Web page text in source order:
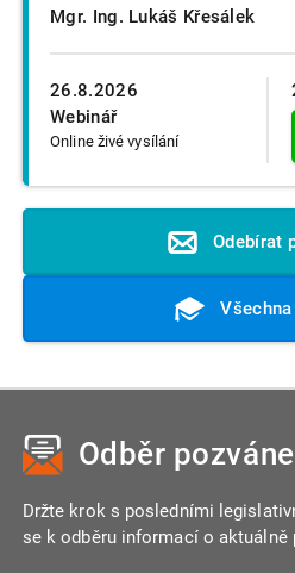
26.8.2026
Webinář
Online živé vysílání
Mgr. Ing. Lukáš Křesálek
Odebírat
Odběr
Držte krok s posledními
se k odběru informací o aktuálně